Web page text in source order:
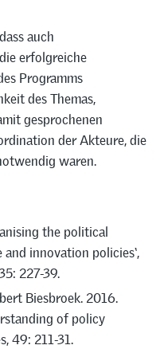
auch
erfolgreiche
Programms
des Themas,
gesprochenen
der Akteure, die
waren.
the political
innovation policies‘,
227-39.
Biesbroek. 2016.
of policy
49: 211-31.